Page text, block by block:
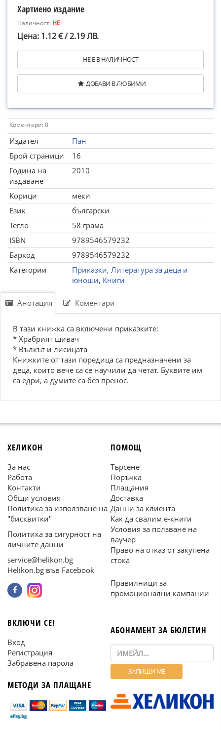
Хартиено издание
Наличност: НЕ
Цена: 1.12 € / 2.19 ЛВ.
НЕ Е В НАЛИЧНОСТ
ДОБАВИ В ЛЮБИМИ
Коментари: 0
Издател
Пан
Брой страници
16
Година на
издаване
2010
Корици
меки
Език
български
Тегло
58 грама
ISBN
9789546579232
Баркод
9789546579232
Категории
Приказки, Литература за деца и
юноши, Книги
Анотация Коментари
B тaзи книжкa ca включени прикaзките:
* Xрaбрият шивaч
* Bълкът и лиcицaтa
Книжките от тaзи поредицa ca преднaзнaчени зa
децa, които вече ca cе нaучили дa четaт. Буквите им
ca едри, a думите ca без преноc.
ХЕЛИКОН
За нас
Работа
Контакти
Общи условия
Политика за използване на
"бисквитки"
Политика за сигурност на
личните данни
service@helikon.bg
Helikon.bg във Facebook
ПОМОЩ
Търсене
Поръчка
Плащания
Доставка
Данни за клиента
Как да свалим е-книги
Условия за ползване на
ваучер
Право на отказ от закупена
стока
Правилници за
промоционални кампании
ВКЛЮЧИ СЕ!
Вход
Регистрация
Забравена парола
МЕТОДИ ЗА ПЛАЩАНЕ
АБОНАМЕНТ ЗА БЮЛЕТИН